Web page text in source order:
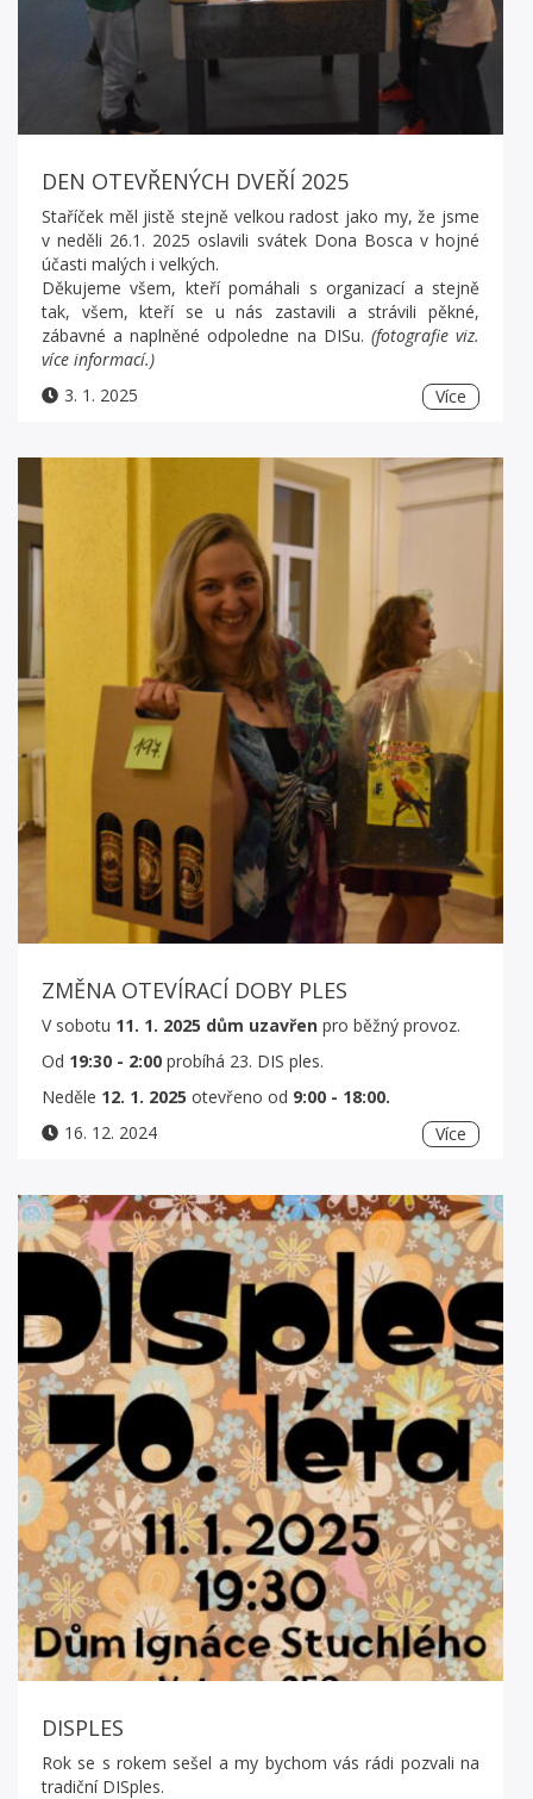
DEN OTEVŘENÝCH DVEŘÍ 2025
Staříček měl jistě stejně velkou radost jako my, že jsme
v neděli 26.1. 2025 oslavili svátek Dona Bosca v hojné
účasti malých i velkých.
Děkujeme všem, kteří pomáhali s organizací a stejně
tak, všem, kteří se u nás zastavili a strávili pěkné,
zábavné a naplněné odpoledne na DISu. (fotografie viz.
více informací.)
3. 1. 2025
Více
ZMĚNA OTEVÍRACÍ DOBY PLES
V sobotu 11. 1. 2025 dům uzavřen pro běžný provoz.
Od 19:30 - 2:00 probíhá 23. DIS ples.
Neděle 12. 1. 2025 otevřeno od 9:00 - 18:00.
16. 12. 2024
Více
DISPLES
Rok se s rokem sešel a my bychom vás rádi pozvali na
tradiční DISples.